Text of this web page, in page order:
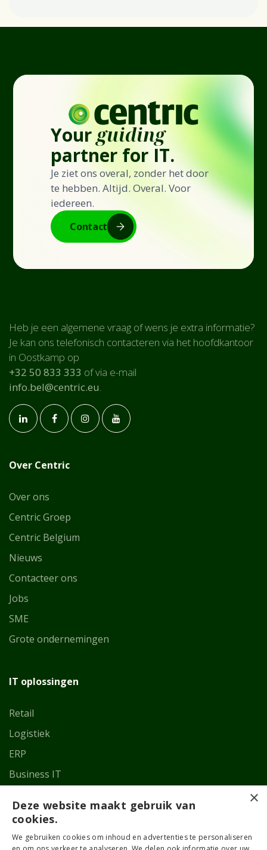
Yourguiding
partner for IT.
Je ziet ons overal, zonder het door
te hebben. Altijd. Overal. Voor
iedereen.
Contact
Heb je een algemene vraag of wens je extra informatie?
Je kan ons telefonisch contacteren via het hoofdkantoor
in Oostkamp op
+32 50 833 333 of via e-mail
info.bel@centric.eu.
Over Centric
Over ons
Centric Groep
Centric Belgium
Nieuws
Contacteer ons
Jobs
SME
Grote ondernemingen
IT oplossingen
Retail
Logistiek
ERP
Business IT
Mijn account
×
Deze website maakt gebruik van
cookies.
We gebruiken cookies om inhoud en advertenties te personaliseren